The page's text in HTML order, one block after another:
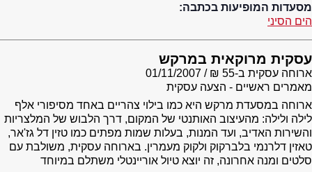
מסעדות המופיעות בכתבה:
הים הסיני
עסקית מרוקאית במרקש
ארוחה עסקית ב-55 ₪
01/11/2007
מאמרים ראשיים - הצעה עסקית
ארוחה במסעדת מרקש היא כמו בילוי צהריים באחד מסיפורי אלף
לילה ולילה: מהעיצוב האותנטי של המקום, דרך הלבוש של המלצריות
והשירות האדיב, ועד המנות, בעלות שמות מפתים כמו טזין דל גז'אר,
טאזין דלרנמי בלברקוק ולקוק מעמרין. בארוחה עסקית, משולבת עם
סלטים ומנה אחרונה, זה יוצא טיול אוריינטלי משתלם במיוחד